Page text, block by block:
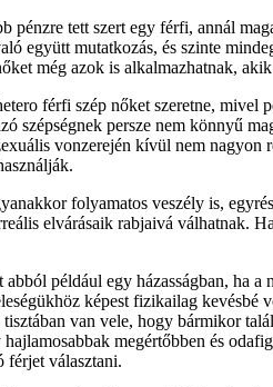
pénzre tett szert egy férfi, annál
együtt mutatkozás, és szinte
még azok is alkalmazhatnak,
férfi szép nőket szeretne, mivel
szépségnek persze nem könnyű
vonzerején kívül nem
folyamatos veszély is,
elvárásaik rabjaivá válhatnak.
például egy házasságban, ha
képest fizikailag
tisztában van vele, hogy bármikor
megértőbben és
férjet választani.